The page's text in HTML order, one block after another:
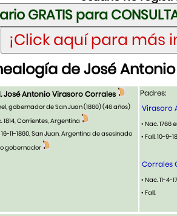
de José
José Antonio Virasoro Corrales
gobernador de San Juan (1860)(46 años)
1814, Corrientes, Argentina
16-11-1860, San Juan, Argentina de asesinado
gobernador
Padres:
Virasoro
• Nac. 1766
• Fall. 10-9-
Corrales
• Nac. 11-4-
• Fall.